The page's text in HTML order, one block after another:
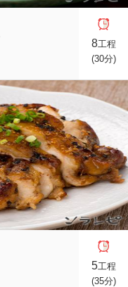
8工程
(30分)
5工程
(35分)